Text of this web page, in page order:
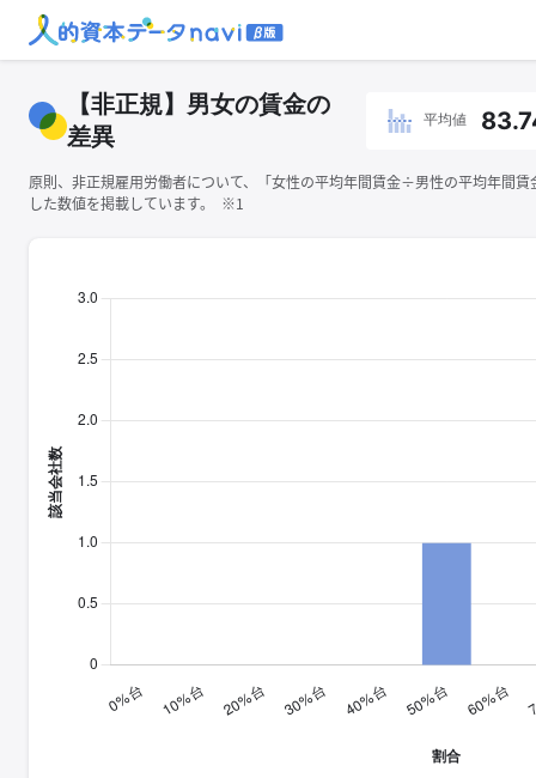
【非正規】男女の賃金の
差異
平均値
原則、非正規雇用労働者について、「女性の平均年間賃金÷男性の平均年間
した数値を掲載しています。 ※1